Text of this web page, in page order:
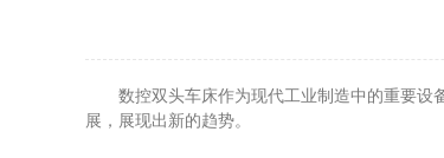
数控双头车床作为现代工业制造中的重要设备
展，展现出新的趋势。